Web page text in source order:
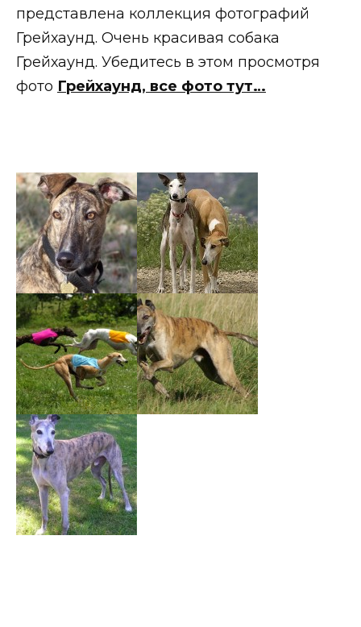
представлена коллекция фотографий
Грейхаунд. Очень красивая собака
Грейхаунд. Убедитесь в этом просмотря
фото Грейхаунд, все фото тут…